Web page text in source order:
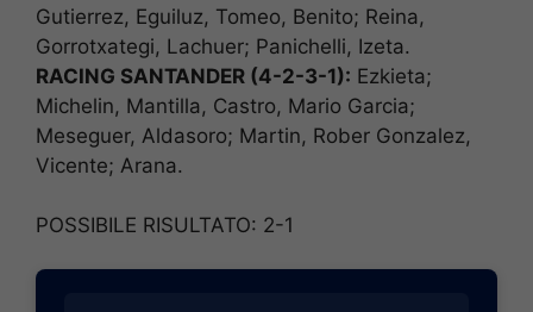
Gutierrez, Eguiluz, Tomeo, Benito; Reina,
Gorrotxategi, Lachuer; Panichelli, Izeta.
RACING SANTANDER (4-2-3-1): Ezkieta;
Michelin, Mantilla, Castro, Mario Garcia;
Meseguer, Aldasoro; Martin, Rober Gonzalez,
Vicente; Arana.
POSSIBILE RISULTATO: 2-1